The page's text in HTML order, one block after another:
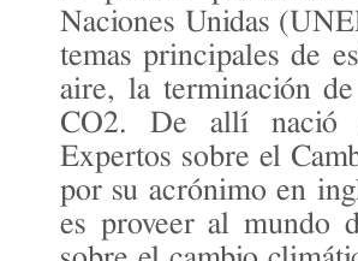
Naciones Unidas
temas principales de
aire, la terminación
CO2. De allí nació
Expertos sobre el
por su acrónimo en
es proveer al mundo